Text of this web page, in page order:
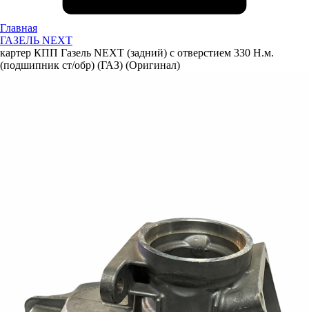
Главная
ГАЗЕЛЬ NEXT
картер КПП Газель NEXT (задний) с отверстием 330 Н.м.
(подшипник ст/обр) (ГАЗ) (Оригинал)